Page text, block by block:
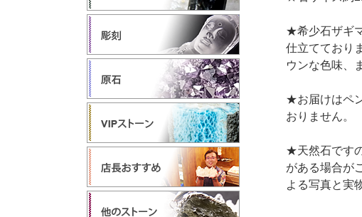
★希少石ザギ
仕立てており
ウンな色味、
★お届けはペ
おりません。
★天然石です
がある場合が
よる写真と実